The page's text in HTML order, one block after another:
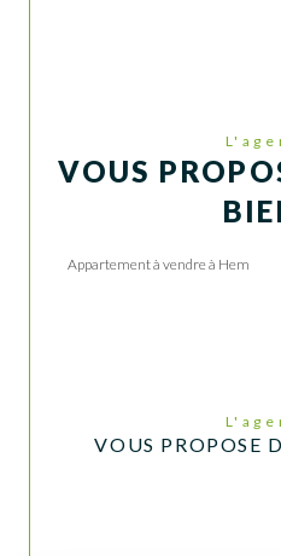
VOUS
Appartement à vendre à Hem
VOUS PROPOSE